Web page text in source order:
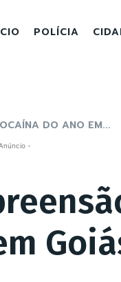
POLÍCIA
DO ANO EM...
-